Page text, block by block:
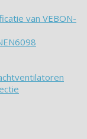
van VEBON-